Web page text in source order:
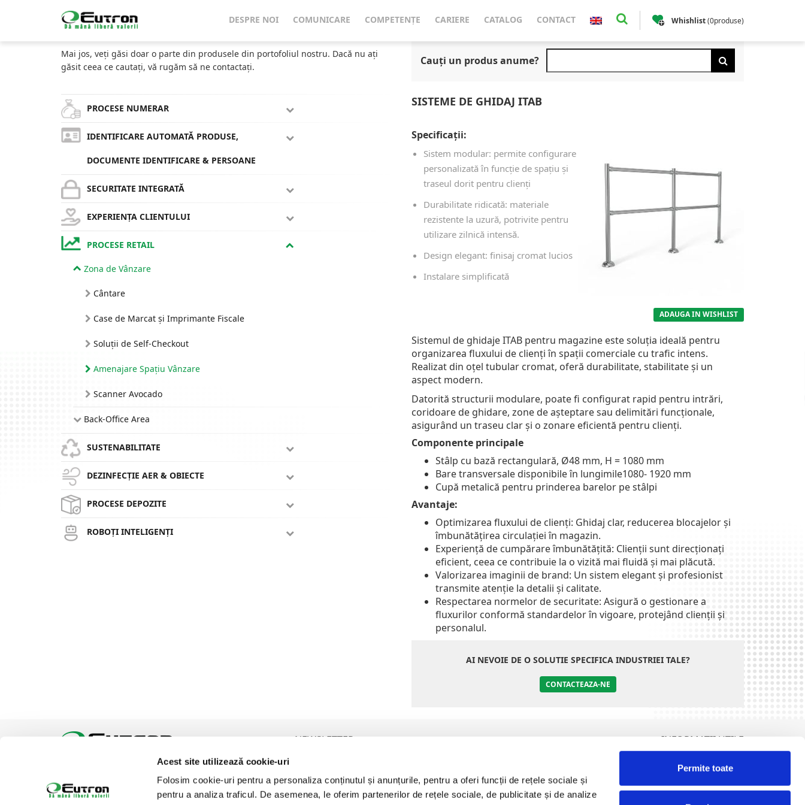
Acest site utilizează cookie-uri
Folosim cookie-uri pentru a personaliza conținutul și anunțurile, pentru a oferi funcții de rețele sociale și
pentru a analiza traficul. De asemenea, le oferim partenerilor de rețele sociale, de publicitate și de analize
Permite toate
Whishlist(0produse)
DESPRE NOI COMUNICARE COMPETENȚE CARIERE CATALOG CONTACT
Home
CATALOG
Mai jos, veți găsi doar o parte din produsele din portofoliul nostru. Dacă nu ați
găsit ceea ce cautați, vă rugăm să ne contactați.
Cauți un produs anume?
PROCESE NUMERAR
IDENTIFICARE AUTOMATĂ PRODUSE,
DOCUMENTE IDENTIFICARE & PERSOANE
SECURITATE INTEGRATĂ
EXPERIENȚA CLIENTULUI
PROCESE RETAIL
Zona de Vânzare
Cântare
Case de Marcat și Imprimante Fiscale
Soluții de Self-Checkout
Amenajare Spațiu Vânzare
Scanner Avocado
Back-Office Area
SUSTENABILITATE
DEZINFECȚIE AER & OBIECTE
PROCESE DEPOZITE
ROBOȚI INTELIGENȚI
SISTEME DE GHIDAJ ITAB
Specificații:
Sistem modular: permite configurare
personalizată în funcție de spațiu și
traseul dorit pentru clienți
Durabilitate ridicată: materiale
rezistente la uzură, potrivite pentru
utilizare zilnică intensă.
Design elegant: finisaj cromat lucios
Instalare simplificată
ADAUGA IN WISHLIST
Sistemul de ghidaje ITAB pentru magazine este soluția ideală pentru
organizarea fluxului de clienți în spații comerciale cu trafic intens.
Realizat din oțel tubular cromat, oferă durabilitate, stabilitate și un
aspect modern.
Datorită structurii modulare, poate fi configurat rapid pentru intrări,
coridoare de ghidare, zone de așteptare sau delimitări funcționale,
asigurând un traseu clar și o zonare eficientă pentru clienți.
Componente principale
Stâlp cu bază rectangulară, Ø48 mm, H = 1080 mm
Bare transversale disponibile în lungimile1080- 1920 mm
Cupă metalică pentru prinderea barelor pe stâlpi
Avantaje:
Optimizarea fluxului de clienți: Ghidaj clar, reducerea blocajelor și
îmbunătățirea circulației în magazin.
Experiență de cumpărare îmbunătățită: Clienții sunt direcționați
eficient, ceea ce contribuie la o vizită mai fluidă și mai plăcută.
Valorizarea imaginii de brand: Un sistem elegant și profesionist
transmite atenție la detalii și calitate.
Respectarea normelor de securitate: Asigură o gestionare a
fluxurilor conformă standardelor în vigoare, protejând clienții și
personalul.
AI NEVOIE DE O SOLUTIE SPECIFICA INDUSTRIEI TALE?
CONTACTEAZA-NE
Suntem prezenti pe
NEWSLETTER
Prin furnizarea adresei de email vă exprimați acordul pentru a
INFORMATII UTILE
Politica de Cookies
Politica de Prelucrare a Datelor cu Caracter Personal (GDPR)
DCP Tombola